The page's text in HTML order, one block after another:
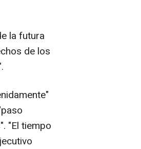
la futura
de los
"El tiempo